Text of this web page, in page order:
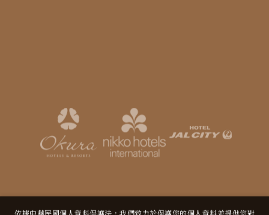
依據中華民國個人資料保護法，我們致力於保護您的個人資料並提供您對